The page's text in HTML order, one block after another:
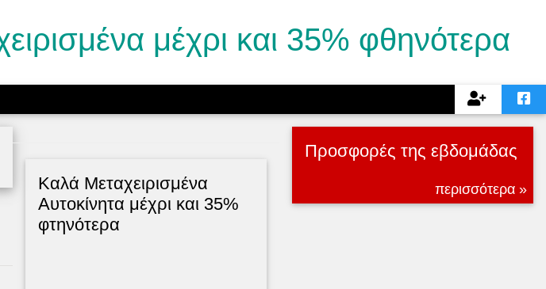
μέχρι και 35% φθηνότερα
Kαλά Μεταχειρισμένα
Αυτοκίνητα μέχρι και 35%
φτηνότερα
Προσφορές της εβδομάδας
περισσότερα »